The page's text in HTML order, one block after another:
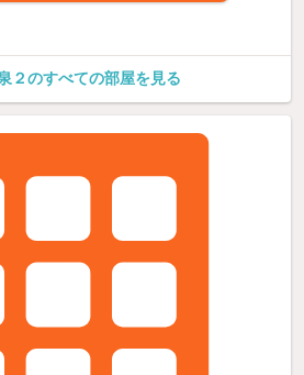
２のすべての部屋を見る